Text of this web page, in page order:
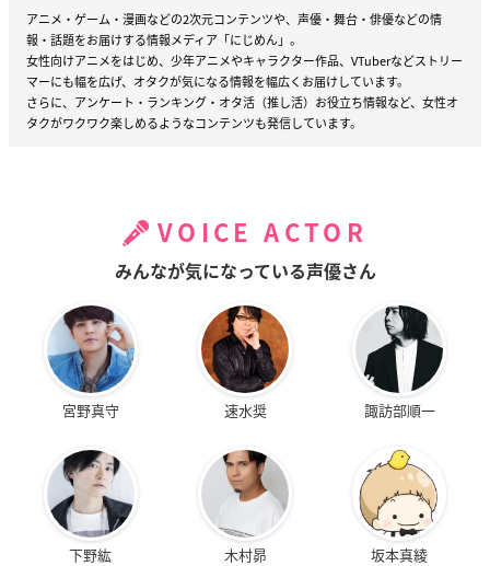
アニメ・ゲーム・漫画などの2次元コンテンツや、声優・舞台・俳優などの情
報・話題をお届けする情報メディア「にじめん」。
女性向けアニメをはじめ、少年アニメやキャラクター作品、VTuberなどストリー
マーにも幅を広げ、オタクが気になる情報を幅広くお届けしています。
さらに、アンケート・ランキング・オタ活（推し活）お役立ち情報など、女性オ
タクがワクワク楽しめるようなコンテンツも発信しています。
VOICE ACTOR
みんなが気になっている声優さん
宮野真守 速水奨 諏訪部順一
下野紘 木村昴 坂本真綾